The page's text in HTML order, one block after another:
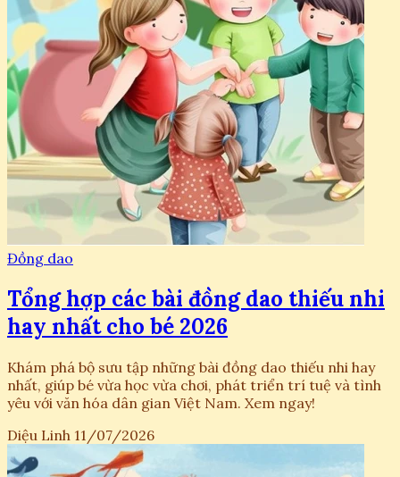
Đồng dao
Tổng hợp các bài đồng dao thiếu nhi
hay nhất cho bé 2026
Khám phá bộ sưu tập những bài đồng dao thiếu nhi hay
nhất, giúp bé vừa học vừa chơi, phát triển trí tuệ và tình
yêu với văn hóa dân gian Việt Nam. Xem ngay!
Diệu Linh 11/07/2026